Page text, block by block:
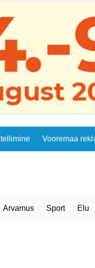
Vooremaa
Arvamus Sport Elu